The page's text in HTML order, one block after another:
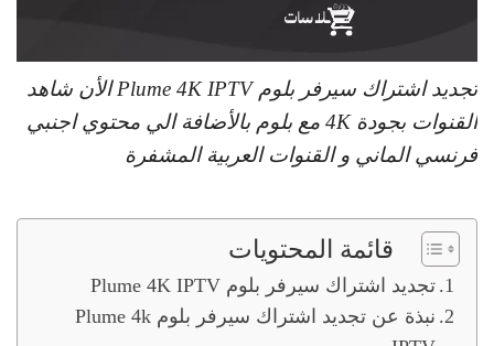
تجديد اشتراك سيرفر بلوم Plume 4K IPTV الأن شاهد
القنوات بجودة 4K مع بلوم بالأضافة الي محتوي اجنبي
فرنسي الماني و القنوات العربية المشفرة
قائمة المحتويات
تجديد اشتراك سيرفر بلوم Plume 4K IPTV
نبذة عن تجديد اشتراك سيرفر بلوم Plume 4k